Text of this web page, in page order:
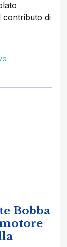
contributo di
Bobba